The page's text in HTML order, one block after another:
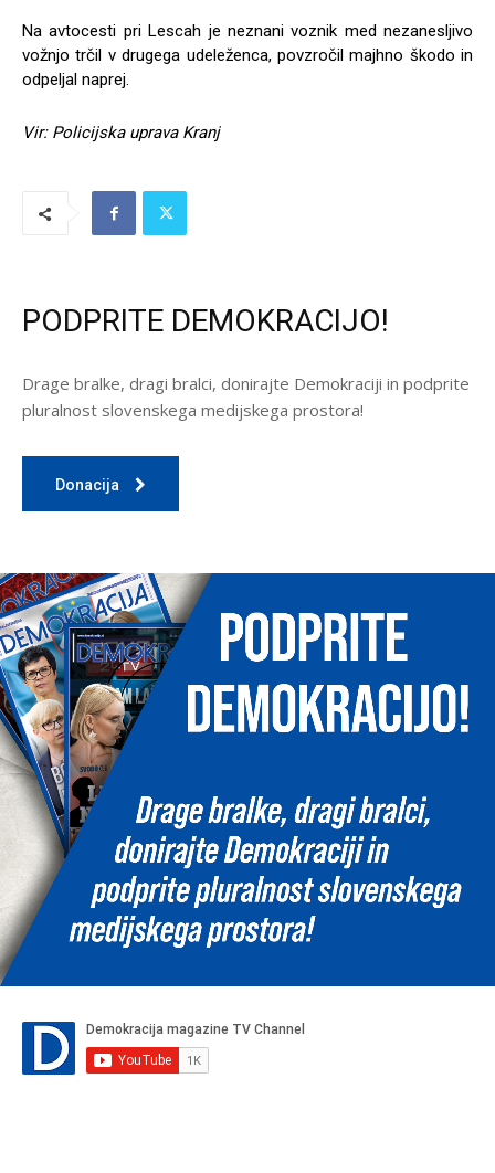
Na avtocesti pri Lescah je neznani voznik med nezanesljivo
vožnjo trčil v drugega udeleženca, povzročil majhno škodo in
odpeljal naprej.
Vir: Policijska uprava Kranj
PODPRITE DEMOKRACIJO!
Drage bralke, dragi bralci, donirajte Demokraciji in podprite
pluralnost slovenskega medijskega prostora!
Donacija